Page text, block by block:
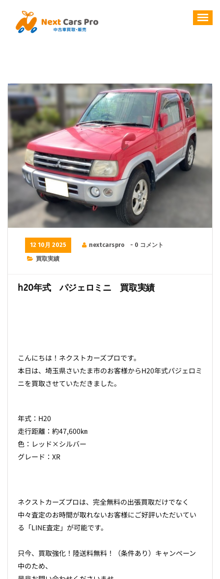
12 10月 2025 nextcarspro
- 0 コメント
買取実績
h20年式 パジェロミニ 買取実績
こんにちは！ネクストカーズプロです。
本日は、埼玉県さいたま市のお客様からH20年式パジェロミ
ニを買取させていただきました。
年式：H20
走行距離：約47,600㎞
色：レッド×シルバー
グレード：XR
ネクストカーズプロは、完全無料の出張買取だけでなく
中々査定のお時間が取れないお客様にご好評いただいてい
る「LINE査定」が可能です。
只今、買取強化！陸送料無料！（条件あり）キャンペーン
中のため、